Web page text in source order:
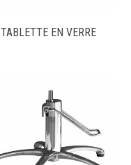
TABLETTE EN VERRE